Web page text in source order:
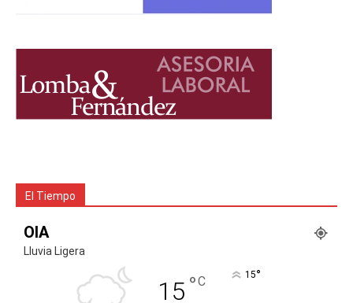
El Tiempo
OIA
Lluvia Ligera
15 °C 15°